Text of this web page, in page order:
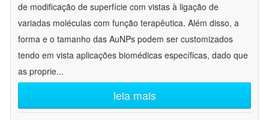
de modificação de superfície com vistas à ligação de
variadas moléculas com função terapêutica. Além disso, a
forma e o tamanho das AuNPs podem ser customizados
tendo em vista aplicações biomédicas específicas, dado que
as proprie...
leia mais